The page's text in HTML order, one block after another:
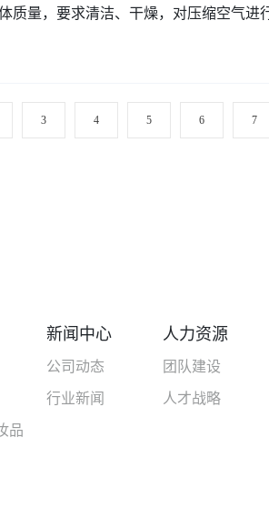
质量，要求清洁、干燥，对压缩空气进
3 4 5 6 7
品
新闻中心
公司动态
行业新闻
人力资源
团队建设
人才战略